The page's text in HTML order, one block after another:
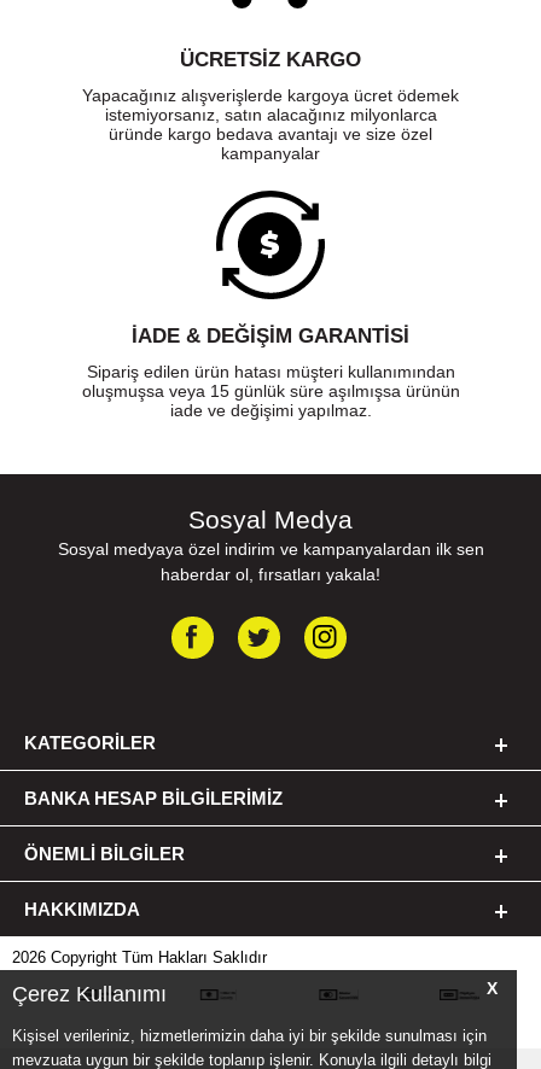
X
Çerez Kullanımı
Kişisel verileriniz, hizmetlerimizin daha iyi bir şekilde sunulması için
mevzuata uygun bir şekilde toplanıp işlenir. Konuyla ilgili detaylı bilgi
ÜCRETSIZ KARGO
Yapacağınız alışverişlerde kargoya ücret ödemek
istemiyorsanız, satın alacağınız milyonlarca
üründe kargo bedava avantajı ve size özel
kampanyalar
İADE & DEĞİŞİM GARANTİSİ
Sipariş edilen ürün hatası müşteri kullanımından
oluşmuşsa veya 15 günlük süre aşılmışsa ürünün
iade ve değişimi yapılmaz.
Sosyal Medya
Sosyal medyaya özel indirim ve kampanyalardan ilk sen
haberdar ol, fırsatları yakala!
KATEGORILER
BANKA HESAP BILGILERIMIZ
ÖNEMLI BILGILER
HAKKIMIZDA
2026 Copyright Tüm Hakları Saklıdır